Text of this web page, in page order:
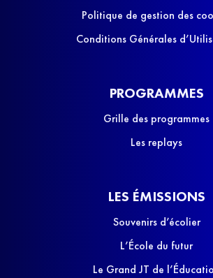
Politique de gestion des
Conditions Générales
PROGRAMMES
Grille des programmes
Les replays
LES ÉMISSIONS
Souvenirs d’écolier
L’École du futur
Le Grand JT de